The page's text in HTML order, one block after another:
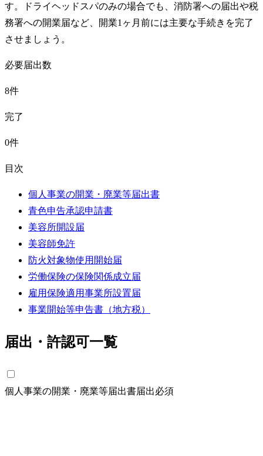
す。ドライヘッドスパのみの場合でも、消防署への届出や税
務署への開業届など、開業1ヶ月前には主要な手続きを完了
させましょう。
必要届出数
8件
完了
0件
目次
個人事業の開業・廃業等届出書
青色申告承認申請書
美容所開設届
美容師免許
防火対象物使用開始届
労働保険の保険関係成立届
雇用保険適用事業所設置届
事業開始等申告書（地方税）
届出・許認可一覧
個人事業の開業・廃業等届出書届出必須